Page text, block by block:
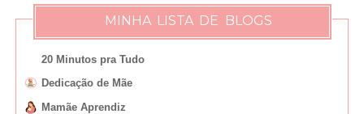
MINHA LISTA DE BLOGS
20 Minutos pra Tudo
Dedicação de Mãe
Mamãe Aprendiz